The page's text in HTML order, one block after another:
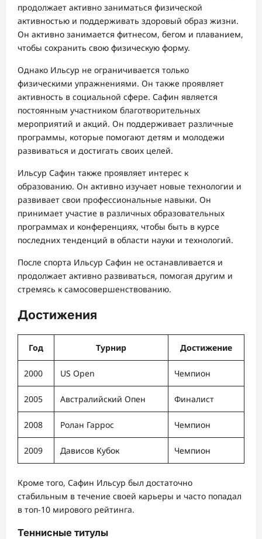
продолжает активно заниматься физической
активностью и поддерживать здоровый образ жизни.
Он активно занимается фитнесом, бегом и плаванием,
чтобы сохранить свою физическую форму.
Однако Ильсур не ограничивается только
физическими упражнениями. Он также проявляет
активность в социальной сфере. Сафин является
постоянным участником благотворительных
мероприятий и акций. Он поддерживает различные
программы, которые помогают детям и молодежи
развиваться и достигать своих целей.
Ильсур Сафин также проявляет интерес к
образованию. Он активно изучает новые технологии и
развивает свои профессиональные навыки. Он
принимает участие в различных образовательных
программах и конференциях, чтобы быть в курсе
последних тенденций в области науки и технологий.
После спорта Ильсур Сафин не останавливается и
продолжает активно развиваться, помогая другим и
стремясь к самосовершенствованию.
Достижения
Год Турнир Достижение
2000 US Open Чемпион
2005 Австралийский Опен Финалист
2008 Ролан Гаррос Чемпион
2009 Дависов Кубок Чемпион
Кроме того, Сафин Ильсур был достаточно
стабильным в течение своей карьеры и часто попадал
в топ-10 мирового рейтинга.
Теннисные титулы